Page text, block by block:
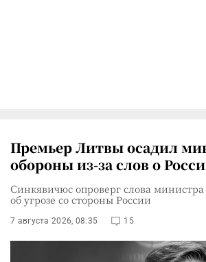
Премьер Литвы осадил
обороны из-за слов о
Синкявичюс опроверг слова
об угрозе со стороны России
7 августа 2026, 08:35 15